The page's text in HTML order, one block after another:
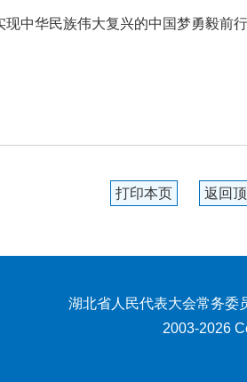
现中华民族伟大复兴的中国梦勇毅前
打印本页 返回
湖北省人民代表大会常务委
2003-2026